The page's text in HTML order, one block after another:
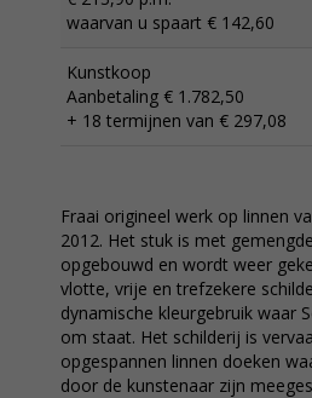
waarvan u spaart € 142,60
Kunstkoop
Aanbetaling € 1.782,50
+ 18 termijnen van € 297,08
Fraai origineel werk op linnen
2012. Het stuk is met
opgebouwd en wordt weer
vlotte, vrije en trefzekere
dynamische kleurgebruik waar
om staat. Het schilderij is
opgespannen linnen doeken
door de kunstenaar zijn